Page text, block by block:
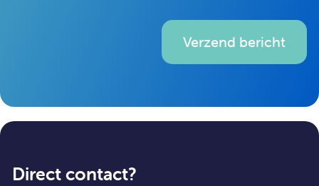
Verzend bericht
Direct contact?